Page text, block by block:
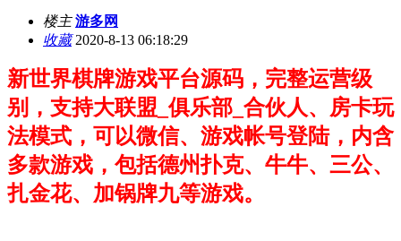
楼主 游多网
收藏2020-8-13 06:18:29
新世界棋牌游戏平台源码，完整运营级
别，支持大联盟_俱乐部_合伙人、房卡玩
法模式，可以微信、游戏帐号登陆，内含
多款游戏，包括德州扑克、 牛牛、 三公、
扎金花、加锅牌九等游戏。